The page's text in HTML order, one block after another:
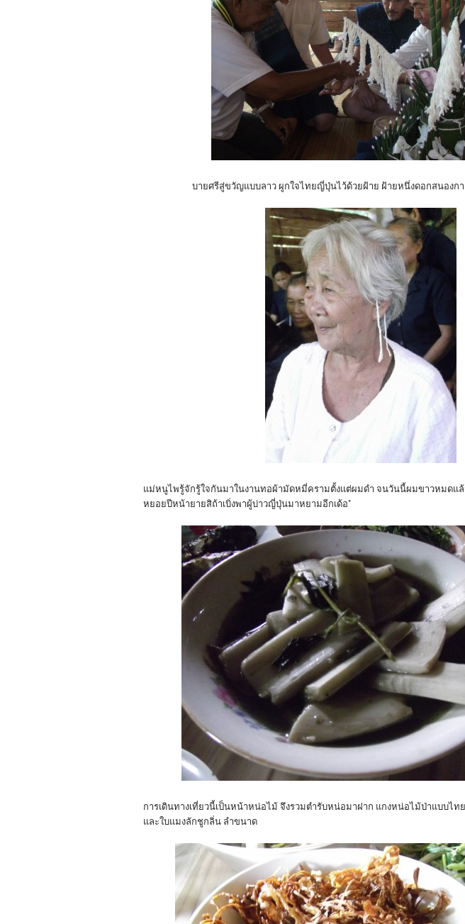
บายศรีสู่ขวัญแบบลาว ผูกใจไทยญี่ปุ่นไว้ด้วยฝ้าย ฝ้ายหนึ่งดอกสนองกา
แม่หนูไพรู้จักรู้ใจกันมาในงานทอผ้ามัดหมี่ครามตั้งแต่ผมดำ จนวันนี้ผมขาวหมดแล้
หยอยปีหน้ายายสิถ้าเบิ่งพาผู้บ่าวญี่ปุ่นมาหยามอีกเด้อ"
การเดินทางเที่ยวนี้เป็นหน้าหน่อไม้ จึงรวมตำรับหน่อมาฝาก แกงหน่อไม้ป่าแบบไท
และใบแมงลักชูกลิ่น ลำขนาด